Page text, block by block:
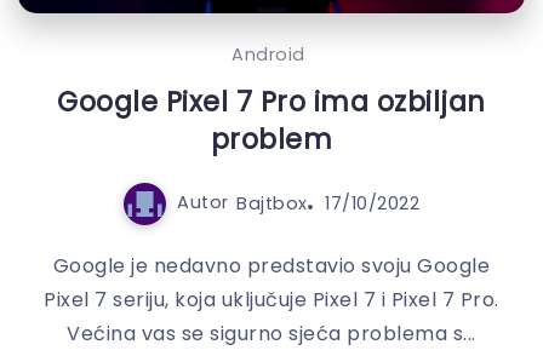
Android
Google Pixel 7 Pro ima ozbiljan
problem
Autor Bajtbox 17/10/2022
Google je nedavno predstavio svoju Google
Pixel 7 seriju, koja uključuje Pixel 7 i Pixel 7 Pro.
Većina vas se sigurno sjeća problema s...